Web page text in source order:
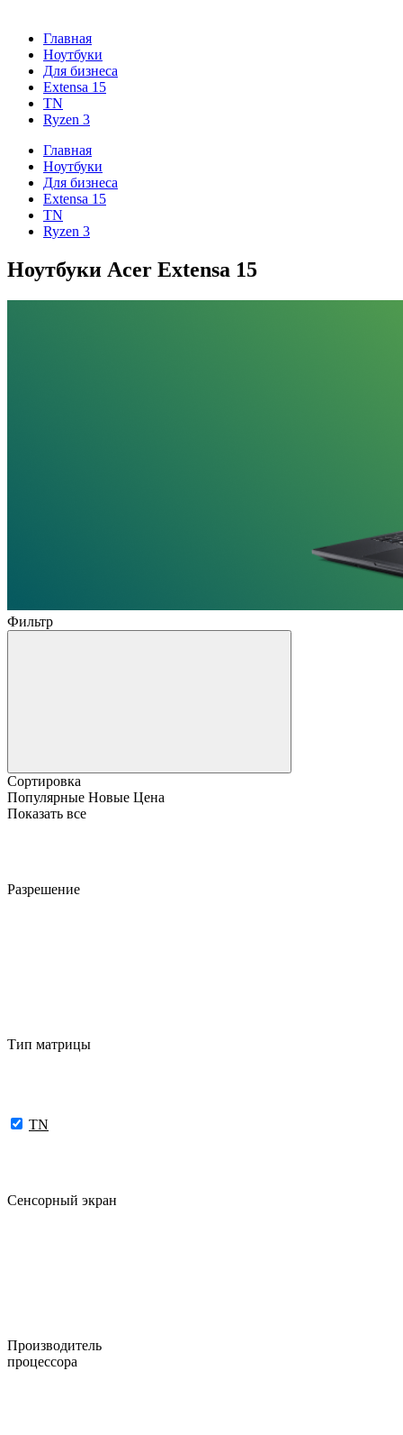
Главная
Ноутбуки
Для бизнеса
Extensa 15
TN
Ryzen 3
Главная
Ноутбуки
Для бизнеса
Extensa 15
TN
Ryzen 3
Ноутбуки Acer Extensa 15
Фильтр
Сортировка
Популярные Новые Цена
Показать все
Разрешение
Тип матрицы
TN
Сенсорный экран
Производитель
процессора